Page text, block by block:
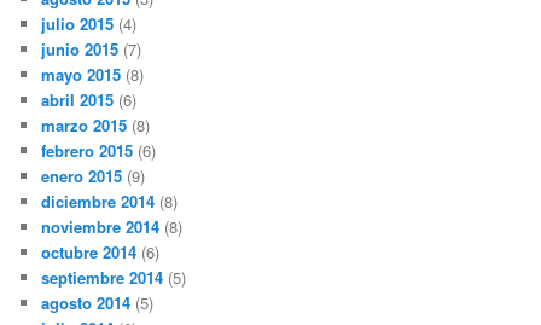
julio 2015 (4)
junio 2015 (7)
mayo 2015 (8)
abril 2015 (6)
marzo 2015 (8)
febrero 2015 (6)
enero 2015 (9)
diciembre 2014 (8)
noviembre 2014 (8)
octubre 2014 (6)
septiembre 2014 (5)
agosto 2014 (5)